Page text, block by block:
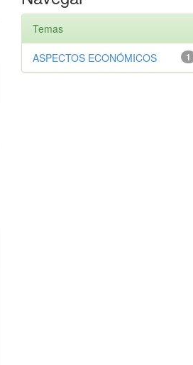
Temas
1
ASPECTOS ECONÓMICOS